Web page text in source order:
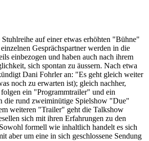
auf einer etwas erhöhten "Bühne"
Gesprächspartner werden in die
einbezogen und haben auch nach ihrem
sich spontan zu äussern. Nach etwa
Dani Fohrler an: "Es geht gleich weiter
noch zu erwarten ist); gleich nachher,
ein "Programmtrailer" und ein
die rund zweiminütige Spielshow "Due"
weiteren "Trailer" geht die Talkshow
sich mit ihren Erfahrungen zu den
formell wie inhaltlich handelt es sich
aber um eine in sich geschlossene Sendung